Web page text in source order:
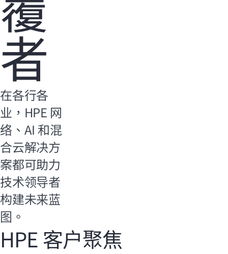
者
在各行各
业，HPE 网
络、AI 和混
合云解决方
案都可助力
技术领导者
构建未来蓝
图。
HPE 客户聚焦